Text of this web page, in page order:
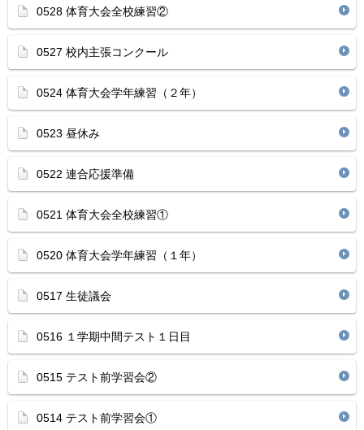
0528 体育大会全校練習②
0527 校内主張コンクール
0524 体育大会学年練習（２年）
0523 昼休み
0522 連合応援準備
0521 体育大会全校練習①
0520 体育大会学年練習（１年）
0517 生徒議会
0516 １学期中間テスト１日目
0515 テスト前学習会②
0514 テスト前学習会①